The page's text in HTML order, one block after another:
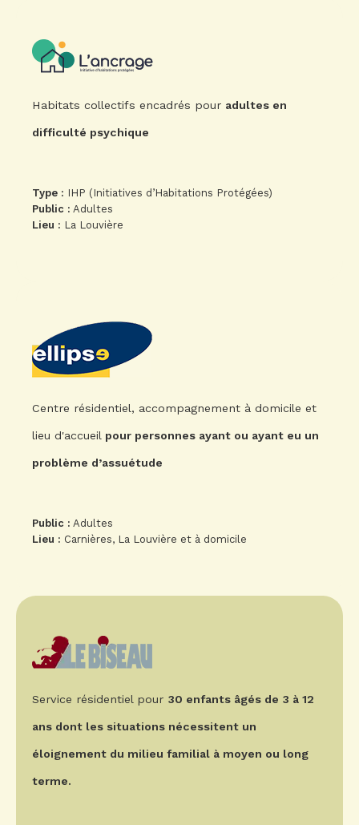
Habitats collectifs encadrés pour adultes en
difficulté psychique
Type : IHP (Initiatives d’Habitations Protégées)
Public : Adultes
Lieu : La Louvière
Centre résidentiel, accompagnement à domicile et
lieu d'accueil pour personnes ayant ou ayant eu un
problème d’assuétude
Public : Adultes
Lieu : Carnières, La Louvière et à domicile
Service résidentiel pour 30 enfants âgés de 3 à 12
ans dont les situations nécessitent un
éloignement du milieu familial à moyen ou long
terme.